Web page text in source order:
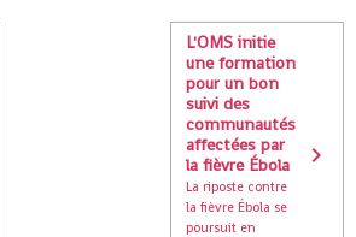
L'OMS initie
une formation
pour un bon
suivi des
communautés
affectées par
la fièvre Ébola
La riposte contre
la fièvre Ébola se
poursuit en